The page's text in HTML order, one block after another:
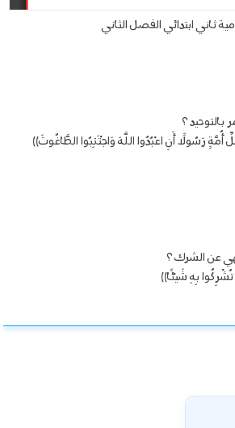
ثاني ابتدائي الفصل الثاني
أُمَّةٍ رَسُولًا أَنِ اعْبُدُوا اللَّهَ وَاجْتَنِبُوا الطَّاغُوتَ))
تُشْرِكُوا بِهِ شَيْئًا))